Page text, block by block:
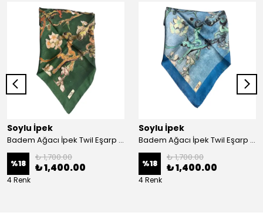
Soylu İpek
Badem Ağacı İpek Twil Eşarp - Haki
%18
₺ 1,700.00
₺ 1,400.00
4 Renk
Soylu İpek
Badem Ağacı İpek Twil Eşarp - Mavi
%18
₺ 1,700.00
₺ 1,400.00
4 Renk